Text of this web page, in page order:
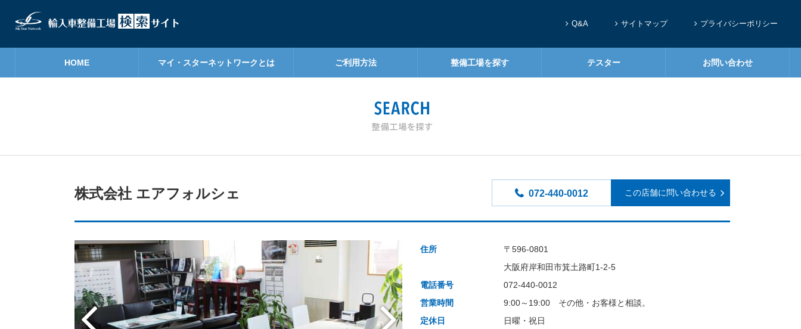
HOME マイ・スターネットワークとは ご利用方法 整備工場を探す テスター お問い合わせ
Q&A サイトマップ プライバシーポリシー
株式会社 エアフォルシェ 072-440-0012 この店舗に問い合わせる
住所
〒596-0801
大阪府岸和田市箕土路町1-2-5
電話番号
072-440-0012
営業時間
9:00～19:00 その他・お客様と相談。
定休日
日曜・祝日